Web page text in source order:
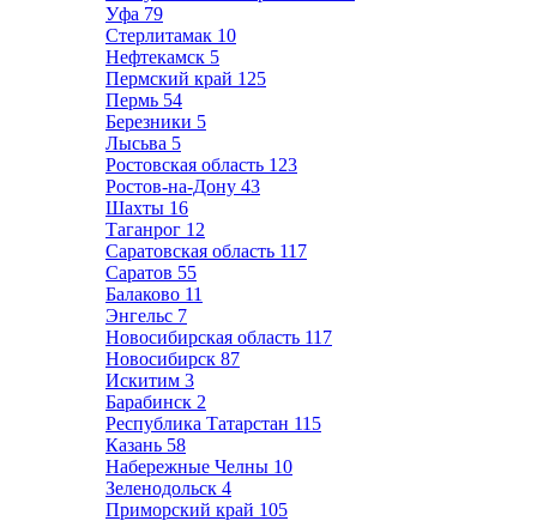
Уфа 79
Стерлитамак 10
Нефтекамск 5
Пермский край 125
Пермь 54
Березники 5
Лысьва 5
Ростовская область 123
Ростов-на-Дону 43
Шахты 16
Таганрог 12
Саратовская область 117
Саратов 55
Балаково 11
Энгельс 7
Новосибирская область 117
Новосибирск 87
Искитим 3
Барабинск 2
Республика Татарстан 115
Казань 58
Набережные Челны 10
Зеленодольск 4
Приморский край 105